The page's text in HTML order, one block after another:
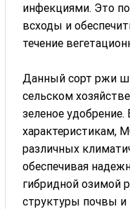
инфекциями. Это
всходы и
течение
Данный сорт ржи
сельском
зеленое
характеристикам,
различных
обеспечивая
гибридной озимой
структуры почвы